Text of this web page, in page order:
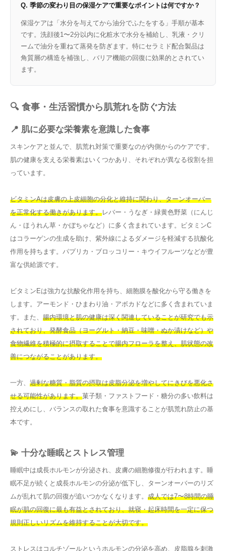
Q. 季節の変わり目の保湿ケアで重要なポイントは何ですか？
保湿ケアは「水分を与えてから油分でふたをする」手順が基本
です。洗顔後1〜2分以内に化粧水で水分を補給し、乳液・クリ
ームで油分を重ねて蒸発を防ぎます。特にセラミド配合製品は
角質層の構造を補強し、バリア機能の回復に効果的とされてい
ます。
🔍 食事・生活習慣から肌荒れを防ぐ方法
📍 肌に必要な栄養素を意識した食事
スキンケアと並んで、肌荒れ対策で重要なのが内側からのケアです。
肌の健康を支える栄養素はいくつかあり、それぞれが異なる役割を担
っています。
ビタミンAは皮膚の上皮細胞の分化と維持に関わり、ターンオーバー
を正常化する働きがあります。レバー・うなぎ・緑黄色野菜（にんじ
ん・ほうれん草・かぼちゃなど）に多く含まれています。ビタミンC
はコラーゲンの生成を助け、紫外線によるダメージを軽減する抗酸化
作用を持ちます。パプリカ・ブロッコリー・キウイフルーツなどが豊
富な供給源です。
ビタミンEは強力な抗酸化作用を持ち、細胞膜を酸化から守る働きを
します。アーモンド・ひまわり油・アボカドなどに多く含まれていま
す。また、 腸内環境と肌の健康は深く関連していることが研究でも示
されており、発酵食品（ヨーグルト・納豆・味噌・ぬか漬けなど）や
食物繊維を積極的に摂取することで腸内フローラを整え、肌状態の改
善につながることがあります。
一方、 過剰な糖質・脂質の摂取は皮脂分泌を増やしてにきびを悪化さ
せる可能性があります。菓子類・ファストフード・糖分の多い飲料は
控えめにし、バランスの取れた食事を意識することが肌荒れ防止の基
本です。
💫 十分な睡眠とストレス管理
睡眠中は成長ホルモンが分泌され、皮膚の細胞修復が行われます。睡
眠不足が続くと成長ホルモンの分泌が低下し、ターンオーバーのリズ
ムが乱れて肌の回復が追いつかなくなります。 成人では7〜8時間の睡
眠が肌の回復に最も有益とされており、就寝・起床時間を一定に保つ
規則正しいリズムを維持することが大切です。
ストレスはコルチゾールというホルモンの分泌を高め、皮脂腺を刺激